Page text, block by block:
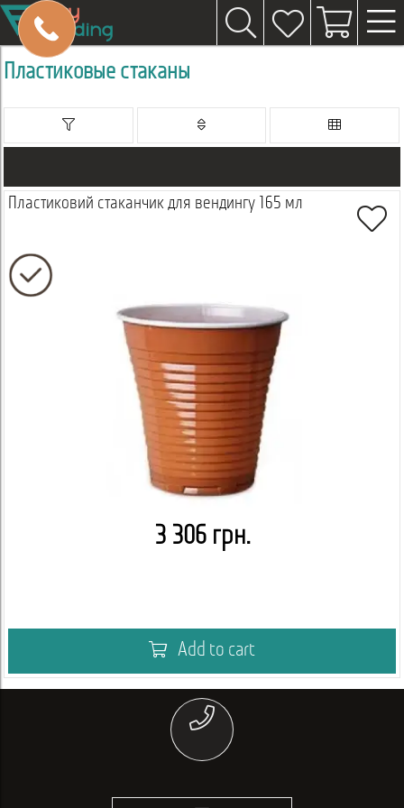
Пластиковые стаканы
Пластиковий стаканчик для вендингу 165 мл
3 306 грн.
Add to cart